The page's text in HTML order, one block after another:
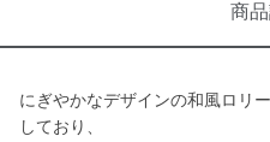
商
にぎやかなデザインの和風ロリ
しており、